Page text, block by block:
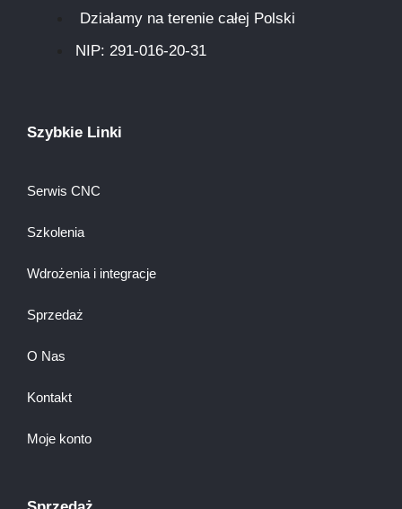
Działamy na terenie całej Polski
NIP: 291-016-20-31​
Szybkie Linki
Serwis CNC
Szkolenia
Wdrożenia i integracje
Sprzedaż
O Nas
Kontakt
Moje konto